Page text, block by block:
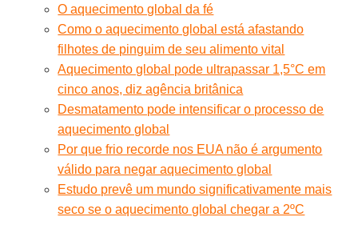
O aquecimento global da fé
Como o aquecimento global está afastando
filhotes de pinguim de seu alimento vital
Aquecimento global pode ultrapassar 1,5°C em
cinco anos, diz agência britânica
Desmatamento pode intensificar o processo de
aquecimento global
Por que frio recorde nos EUA não é argumento
válido para negar aquecimento global
Estudo prevê um mundo significativamente mais
seco se o aquecimento global chegar a 2ºC